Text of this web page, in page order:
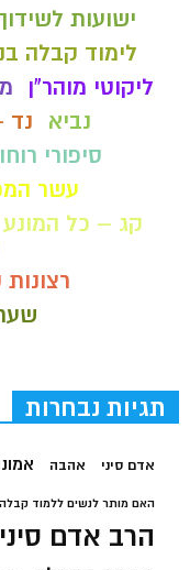
ישועות
לימוד קבלה
ליקוטי מוהר"ן
נביא
נד
סיפורי
עשר
קג – כל המונע
תגיות נבחרות
אדם סיני אהבה
האם מותר לנשים ללמוד קבלה
הרב אדם סיני